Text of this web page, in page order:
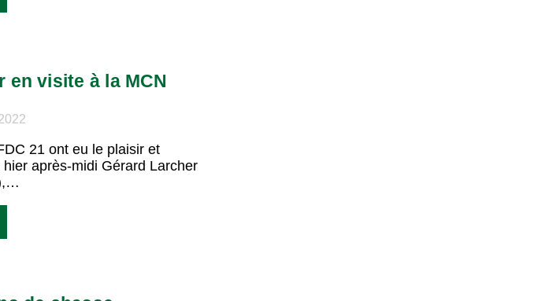
en visite à la MCN
21 ont eu le plaisir et
hier après-midi Gérard Larcher